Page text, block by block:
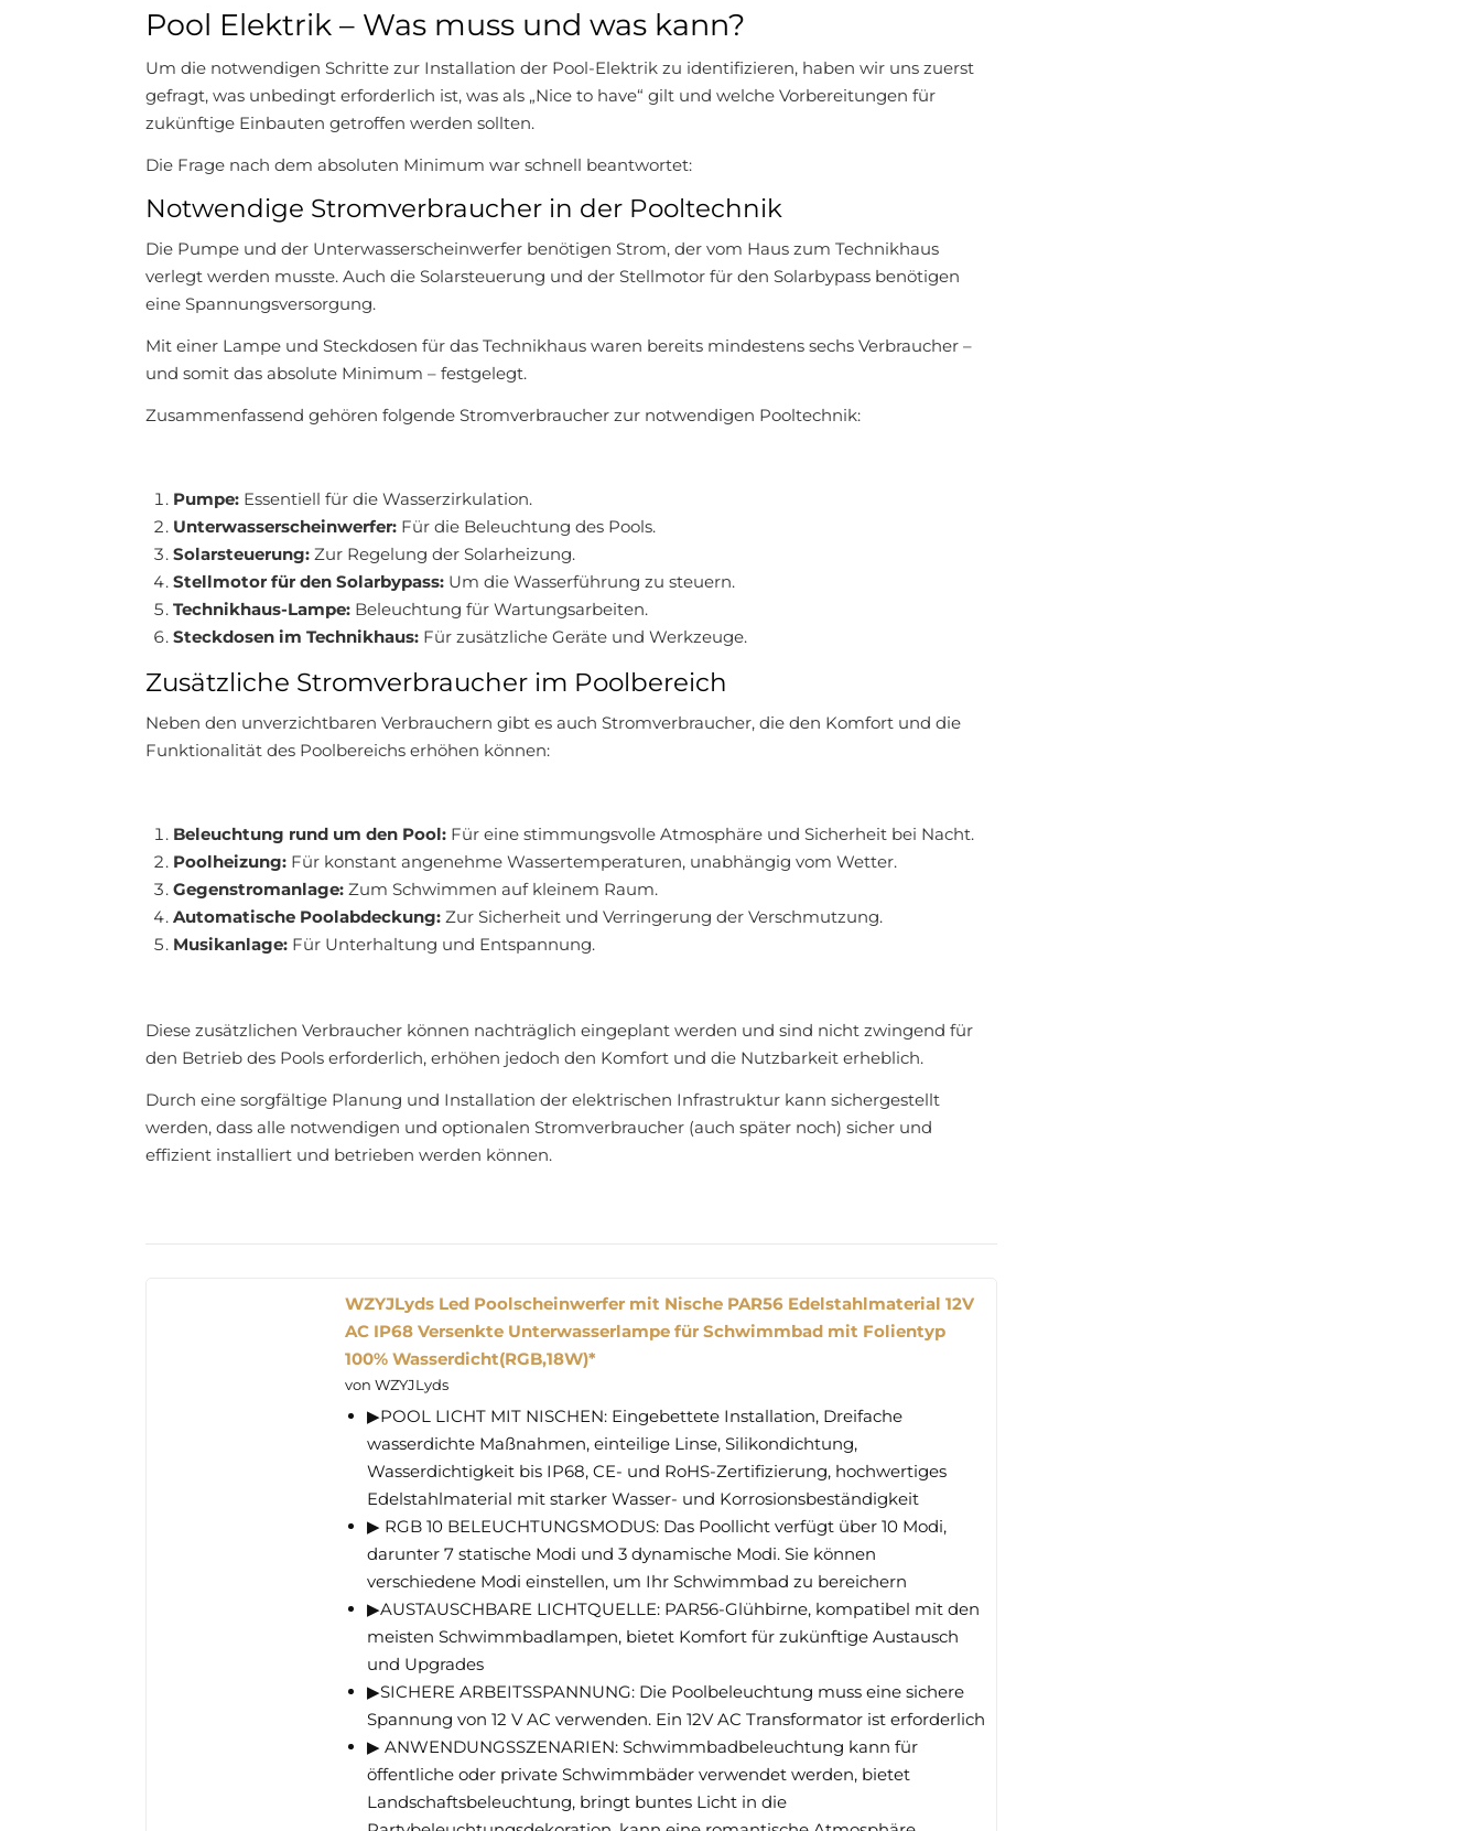
Pool Elektrik – Was muss und was kann?
Um die notwendigen Schritte zur Installation der Pool-Elektrik zu identifizieren, haben wir uns zuerst
gefragt, was unbedingt erforderlich ist, was als „Nice to have“ gilt und welche Vorbereitungen für
zukünftige Einbauten getroffen werden sollten.
Die Frage nach dem absoluten Minimum war schnell beantwortet:
Notwendige Stromverbraucher in der Pooltechnik
Die Pumpe und der Unterwasserscheinwerfer benötigen Strom, der vom Haus zum Technikhaus
verlegt werden musste. Auch die Solarsteuerung und der Stellmotor für den Solarbypass benötigen
eine Spannungsversorgung.
Mit einer Lampe und Steckdosen für das Technikhaus waren bereits mindestens sechs Verbraucher –
und somit das absolute Minimum – festgelegt.
Zusammenfassend gehören folgende Stromverbraucher zur notwendigen Pooltechnik:
Pumpe: Essentiell für die Wasserzirkulation.
Unterwasserscheinwerfer: Für die Beleuchtung des Pools.
Solarsteuerung: Zur Regelung der Solarheizung.
Stellmotor für den Solarbypass: Um die Wasserführung zu steuern.
Technikhaus-Lampe: Beleuchtung für Wartungsarbeiten.
Steckdosen im Technikhaus: Für zusätzliche Geräte und Werkzeuge.
Zusätzliche Stromverbraucher im Poolbereich
Neben den unverzichtbaren Verbrauchern gibt es auch Stromverbraucher, die den Komfort und die
Funktionalität des Poolbereichs erhöhen können:
Beleuchtung rund um den Pool: Für eine stimmungsvolle Atmosphäre und Sicherheit bei Nacht.
Poolheizung: Für konstant angenehme Wassertemperaturen, unabhängig vom Wetter.
Gegenstromanlage: Zum Schwimmen auf kleinem Raum.
Automatische Poolabdeckung: Zur Sicherheit und Verringerung der Verschmutzung.
Musikanlage: Für Unterhaltung und Entspannung.
Diese zusätzlichen Verbraucher können nachträglich eingeplant werden und sind nicht zwingend für
den Betrieb des Pools erforderlich, erhöhen jedoch den Komfort und die Nutzbarkeit erheblich.
Durch eine sorgfältige Planung und Installation der elektrischen Infrastruktur kann sichergestellt
werden, dass alle notwendigen und optionalen Stromverbraucher (auch später noch) sicher und
effizient installiert und betrieben werden können.
WZYJLyds Led Poolscheinwerfer mit Nische PAR56 Edelstahlmaterial 12V
AC IP68 Versenkte Unterwasserlampe für Schwimmbad mit Folientyp
100% Wasserdicht(RGB,18W)*
von WZYJLyds
▶POOL LICHT MIT NISCHEN: Eingebettete Installation, Dreifache
wasserdichte Maßnahmen, einteilige Linse, Silikondichtung,
Wasserdichtigkeit bis IP68, CE- und RoHS-Zertifizierung, hochwertiges
Edelstahlmaterial mit starker Wasser- und Korrosionsbeständigkeit
▶ RGB 10 BELEUCHTUNGSMODUS: Das Poollicht verfügt über 10 Modi,
darunter 7 statische Modi und 3 dynamische Modi. Sie können
verschiedene Modi einstellen, um Ihr Schwimmbad zu bereichern
▶AUSTAUSCHBARE LICHTQUELLE: PAR56-Glühbirne, kompatibel mit den
meisten Schwimmbadlampen, bietet Komfort für zukünftige Austausch
und Upgrades
▶SICHERE ARBEITSSPANNUNG: Die Poolbeleuchtung muss eine sichere
Spannung von 12 V AC verwenden. Ein 12V AC Transformator ist erforderlich
▶ ANWENDUNGSSZENARIEN: Schwimmbadbeleuchtung kann für
öffentliche oder private Schwimmbäder verwendet werden, bietet
Landschaftsbeleuchtung, bringt buntes Licht in die